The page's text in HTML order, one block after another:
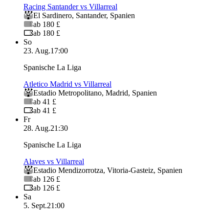
Racing Santander vs Villarreal
El Sardinero, Santander, Spanien
ab 180 £
ab 180 £
So
23. Aug.17:00
Spanische La Liga
Atletico Madrid vs Villarreal
Estadio Metropolitano, Madrid, Spanien
ab 41 £
ab 41 £
Fr
28. Aug.21:30
Spanische La Liga
Alaves vs Villarreal
Estadio Mendizorrotza, Vitoria-Gasteiz, Spanien
ab 126 £
ab 126 £
Sa
5. Sept.21:00